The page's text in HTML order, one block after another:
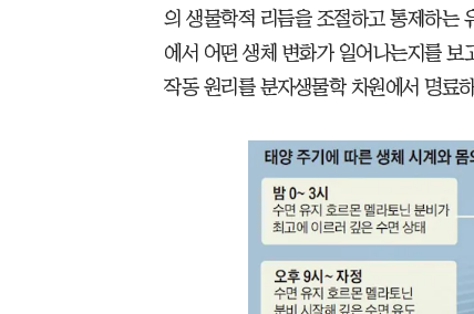
의 생물학적 리듬을 조절하고 통제하는
에서 어떤 생체 변화가 일어나는지를
작동 원리를 분자생물학 차원에서 명료